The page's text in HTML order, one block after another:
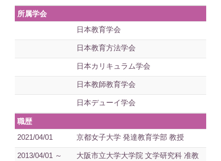
所属学会
日本教育学会
日本教育方法学会
日本カリキュラム学会
日本教師教育学会
日本デューイ学会
職歴
2021/04/01
京都女子大学 発達教育学部 教授
2013/04/01 ～
大阪市立大学大学院 文学研究科 准教